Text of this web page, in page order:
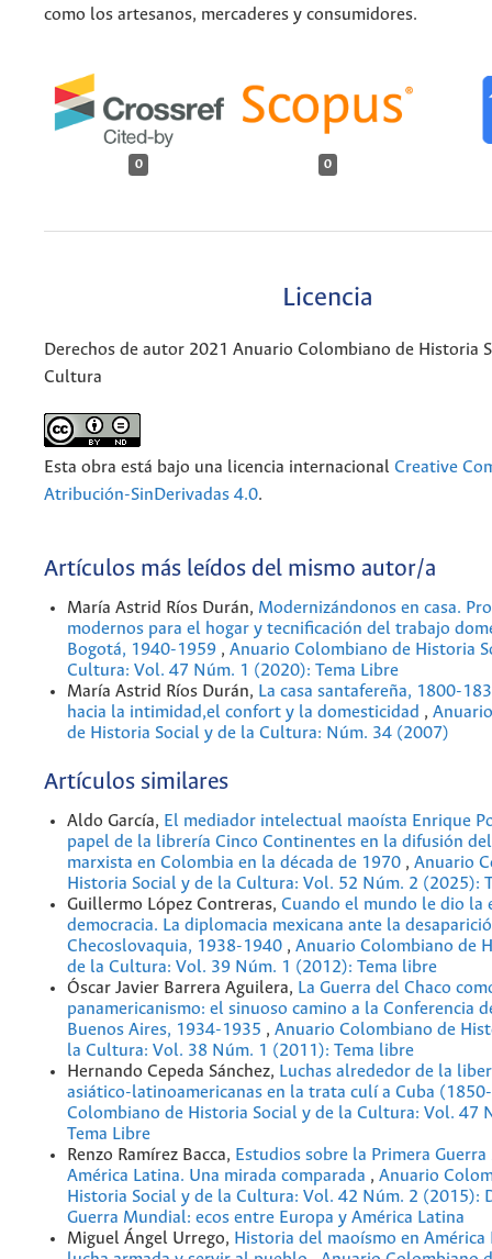
como los artesanos, mercaderes y consumidores.
0 0
Licencia
Derechos de autor 2021 Anuario Colombiano de Historia
Cultura
Esta obra está bajo una licencia internacional Creative
Atribución-SinDerivadas 4.0.
Artículos más leídos del mismo autor/a
María Astrid Ríos Durán, Modernizándonos en casa.
modernos para el hogar y tecnificación del trabajo
Bogotá, 1940-1959 , Anuario Colombiano de Historia
Cultura: Vol. 47 Núm. 1 (2020): Tema Libre
María Astrid Ríos Durán, La casa santafereña, 1800-
hacia la intimidad,el confort y la domesticidad ,
de Historia Social y de la Cultura: Núm. 34 (2007)
Artículos similares
Aldo García, El mediador intelectual maoísta Enrique
papel de la librería Cinco Continentes en la difusión
marxista en Colombia en la década de 1970 , Anuario
Historia Social y de la Cultura: Vol. 52 Núm. 2 (2025):
Guillermo López Contreras, Cuando el mundo le dio la
democracia. La diplomacia mexicana ante la
Checoslovaquia, 1938-1940 , Anuario Colombiano de
de la Cultura: Vol. 39 Núm. 1 (2012): Tema libre
Óscar Javier Barrera Aguilera, La Guerra del Chaco
panamericanismo: el sinuoso camino a la Conferencia
Buenos Aires, 1934-1935 , Anuario Colombiano de
la Cultura: Vol. 38 Núm. 1 (2011): Tema libre
Hernando Cepeda Sánchez, Luchas alrededor de la
asiático-latinoamericanas en la trata culí a Cuba
Colombiano de Historia Social y de la Cultura: Vol. 47
Tema Libre
Renzo Ramírez Bacca, Estudios sobre la Primera
América Latina. Una mirada comparada , Anuario
Historia Social y de la Cultura: Vol. 42 Núm. 2 (2015):
Guerra Mundial: ecos entre Europa y América Latina
Miguel Ángel Urrego, Historia del maoísmo en